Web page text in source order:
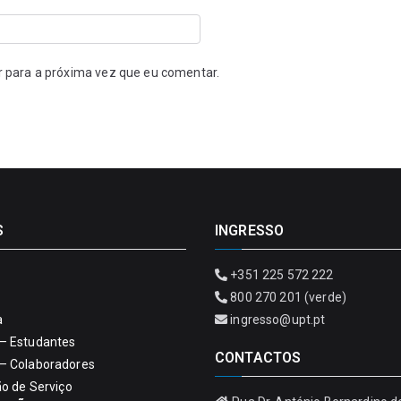
a próxima vez que eu comentar.
Estudantes
Colaboradores
de Serviço
INGRESSO
+351 225 572 222
800 270 201 (verde)
ingresso@upt.pt
CONTACTOS